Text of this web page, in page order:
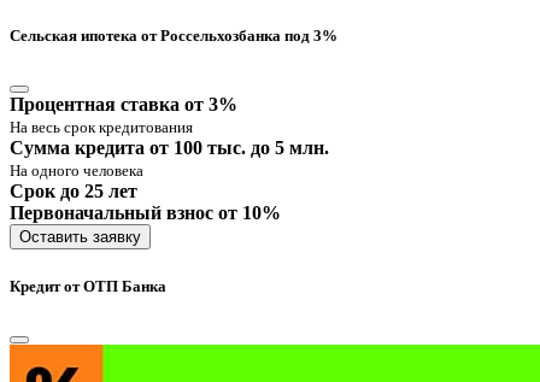
Сельская ипотека от Россельхозбанка под 3%
Процентная ставка от 3%
На весь срок кредитования
Сумма кредита от 100 тыс. до 5 млн.
На одного человека
Срок до 25 лет
Первоначальный взнос от 10%
Оставить заявку
Кредит от ОТП Банка